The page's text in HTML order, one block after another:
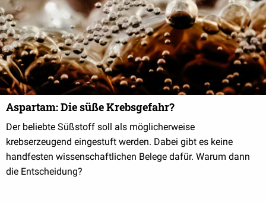
Aspartam: Die süße Krebsgefahr?
Der beliebte Süßstoff soll als möglicherweise
krebserzeugend eingestuft werden. Dabei gibt es keine
handfesten wissenschaftlichen Belege dafür. Warum dann
die Entscheidung?